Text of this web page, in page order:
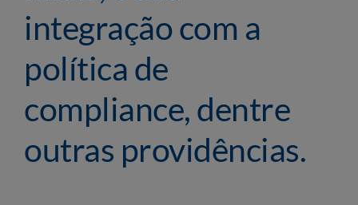
integração com a
política de
compliance, dentre
outras providências.